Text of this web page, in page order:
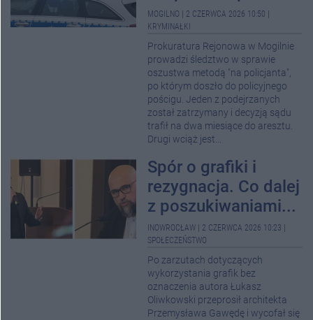
MOGILNO 2 CZERWCA 2026 10:50
KRYMINAŁKI
Prokuratura Rejonowa w Mogilnie
prowadzi śledztwo w sprawie
oszustwa metodą "na policjanta",
po którym doszło do policyjnego
pościgu. Jeden z podejrzanych
został zatrzymany i decyzją sądu
trafił na dwa miesiące do aresztu.
Drugi wciąż jest...
Spór o grafiki i
rezygnacja. Co dalej
z poszukiwaniami...
INOWROCŁAW 2 CZERWCA 2026 10:23
SPOŁECZEŃSTWO
Po zarzutach dotyczących
wykorzystania grafik bez
oznaczenia autora Łukasz
Oliwkowski przeprosił architekta
Przemysława Gawędę i wycofał się